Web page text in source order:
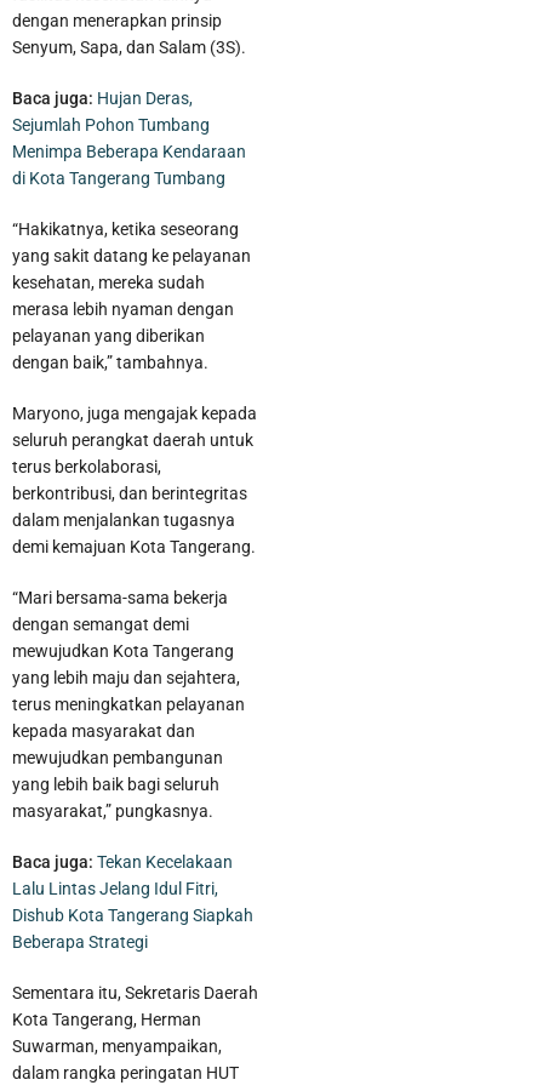
dengan menerapkan prinsip
Senyum, Sapa, dan Salam (3S).
Baca juga: Hujan Deras,
Sejumlah Pohon Tumbang
Menimpa Beberapa Kendaraan
di Kota Tangerang Tumbang
“Hakikatnya, ketika seseorang
yang sakit datang ke pelayanan
kesehatan, mereka sudah
merasa lebih nyaman dengan
pelayanan yang diberikan
dengan baik,” tambahnya.
Maryono, juga mengajak kepada
seluruh perangkat daerah untuk
terus berkolaborasi,
berkontribusi, dan berintegritas
dalam menjalankan tugasnya
demi kemajuan Kota Tangerang.
“Mari bersama-sama bekerja
dengan semangat demi
mewujudkan Kota Tangerang
yang lebih maju dan sejahtera,
terus meningkatkan pelayanan
kepada masyarakat dan
mewujudkan pembangunan
yang lebih baik bagi seluruh
masyarakat,” pungkasnya.
Baca juga: Tekan Kecelakaan
Lalu Lintas Jelang Idul Fitri,
Dishub Kota Tangerang Siapkah
Beberapa Strategi
Sementara itu, Sekretaris Daerah
Kota Tangerang, Herman
Suwarman, menyampaikan,
dalam rangka peringatan HUT